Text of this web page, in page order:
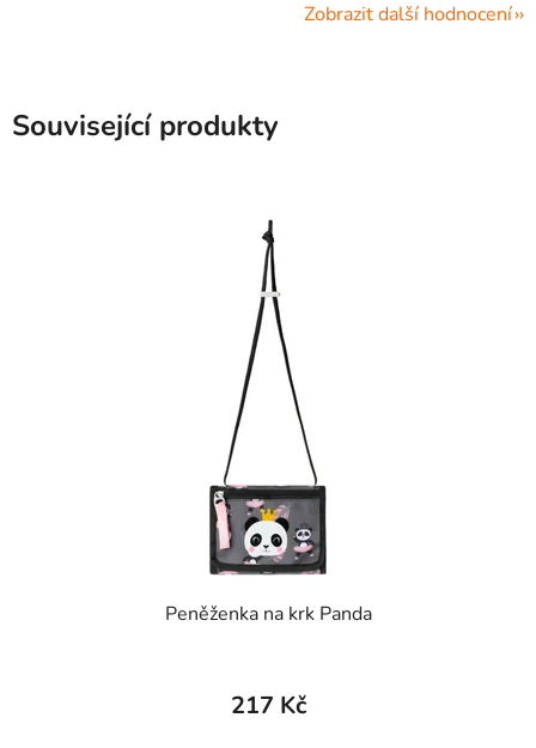
Zobrazit další hodnocení
Související produkty
Peněženka na krk Panda
217 Kč